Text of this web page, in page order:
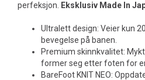
perfeksjon.
Eksklusiv Made In
Ultralett design: Veier kun
bevegelse på banen.
Premium skinnkvalitet:
former seg etter foten for
BareFoot KNIT NEO: